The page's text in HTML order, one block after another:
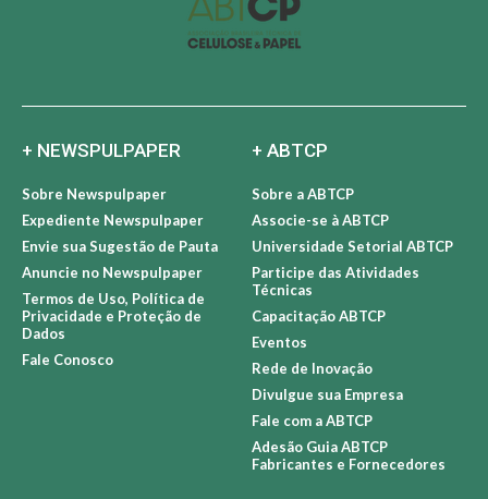
+ NEWSPULPAPER
Sobre Newspulpaper
Expediente Newspulpaper
Envie sua Sugestão de Pauta
Anuncie no Newspulpaper
Termos de Uso, Política de
Privacidade e Proteção de
Dados
Fale Conosco
+ ABTCP
Sobre a ABTCP
Associe-se à ABTCP
Universidade Setorial ABTCP
Participe das Atividades
Técnicas
Capacitação ABTCP
Eventos
Rede de Inovação
Divulgue sua Empresa
Fale com a ABTCP
Adesão Guia ABTCP
Fabricantes e Fornecedores